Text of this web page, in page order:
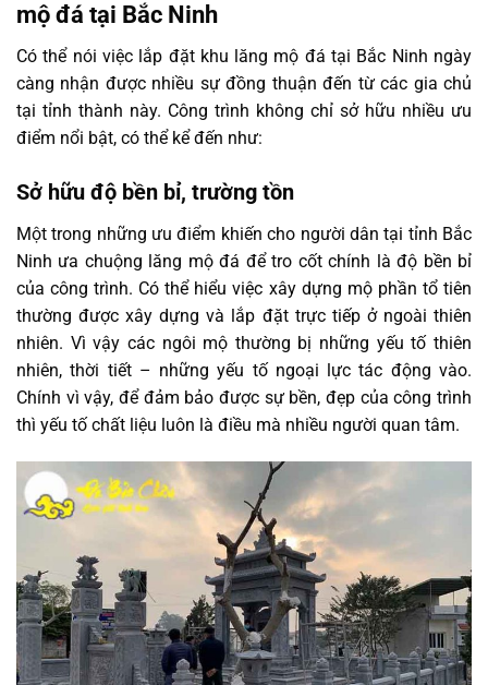
mộ đá tại Bắc Ninh
Có thể nói việc lắp đặt khu lăng mộ đá tại Bắc Ninh ngày
càng nhận được nhiều sự đồng thuận đến từ các gia chủ
tại tỉnh thành này. Công trình không chỉ sở hữu nhiều ưu
điểm nổi bật, có thể kể đến như:
Sở hữu độ bền bỉ, trường tồn
Một trong những ưu điểm khiến cho người dân tại tỉnh Bắc
Ninh ưa chuộng lăng mộ đá để tro cốt chính là độ bền bỉ
của công trình. Có thể hiểu việc xây dựng mộ phần tổ tiên
thường được xây dựng và lắp đặt trực tiếp ở ngoài thiên
nhiên. Vì vậy các ngôi mộ thường bị những yếu tố thiên
nhiên, thời tiết – những yếu tố ngoại lực tác động vào.
Chính vì vậy, để đảm bảo được sự bền, đẹp của công trình
thì yếu tố chất liệu luôn là điều mà nhiều người quan tâm.